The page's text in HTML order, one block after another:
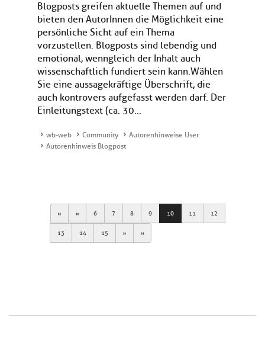
Blogposts greifen aktuelle Themen auf und
bieten den AutorInnen die Möglichkeit eine
persönliche Sicht auf ein Thema
vorzustellen. Blogposts sind lebendig und
emotional, wenngleich der Inhalt auch
wissenschaftlich fundiert sein kann.Wählen
Sie eine aussagekräftige Überschrift, die
auch kontrovers aufgefasst werden darf. Der
Einleitungstext (ca. 30...
wb-web Community
Autorenhinweise User
Autorenhinweis Blogpost
First Previous
6 7 8 9 10 11 12
13 14 15 Next Last